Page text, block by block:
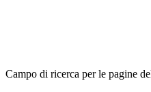
Campo di ricerca per le pagine